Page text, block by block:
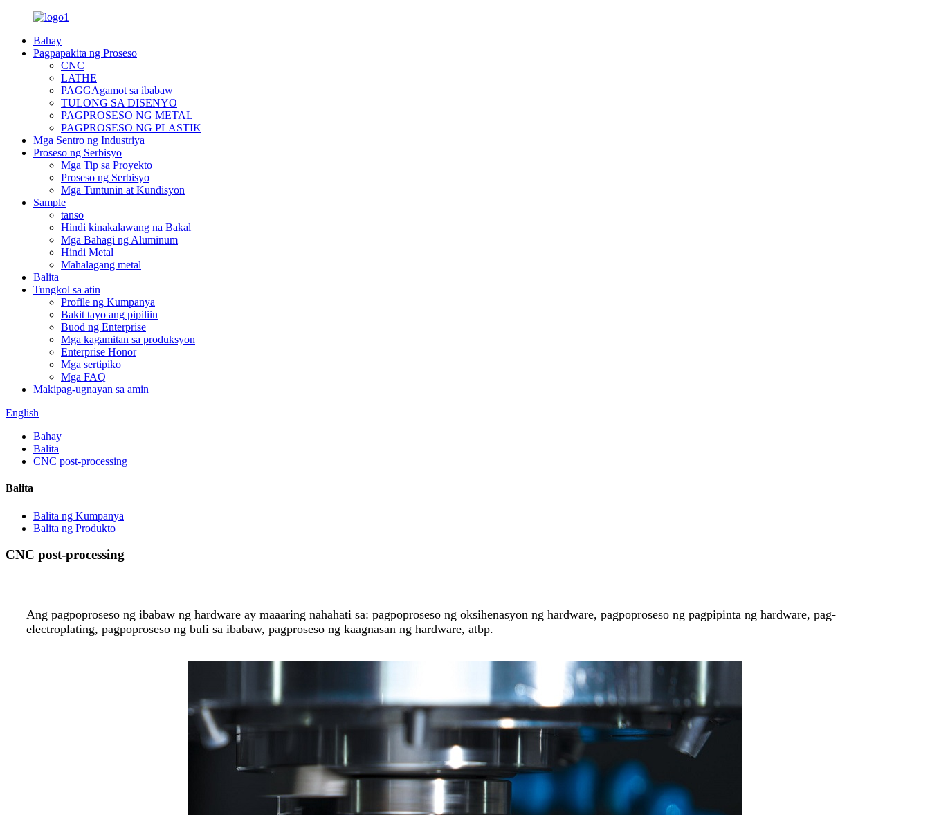
Bahay
Pagpapakita ng Proseso
CNC
LATHE
PAGGAgamot sa ibabaw
TULONG SA DISENYO
PAGPROSESO NG METAL
PAGPROSESO NG PLASTIK
Mga Sentro ng Industriya
Proseso ng Serbisyo
Mga Tip sa Proyekto
Proseso ng Serbisyo
Mga Tuntunin at Kundisyon
Sample
tanso
Hindi kinakalawang na Bakal
Mga Bahagi ng Aluminum
Hindi Metal
Mahalagang metal
Balita
Tungkol sa atin
Profile ng Kumpanya
Bakit tayo ang pipiliin
Buod ng Enterprise
Mga kagamitan sa produksyon
Enterprise Honor
Mga sertipiko
Mga FAQ
Makipag-ugnayan sa amin
English
Bahay
Balita
CNC post-processing
Balita
Balita ng Kumpanya
Balita ng Produkto
CNC post-processing
Ang pagpoproseso ng ibabaw ng hardware ay maaaring nahahati sa: pagpoproseso ng oksihenasyon ng hardware, pagpoproseso ng pagpipinta ng hardware, pag-
electroplating, pagpoproseso ng buli sa ibabaw, pagproseso ng kaagnasan ng hardware, atbp.